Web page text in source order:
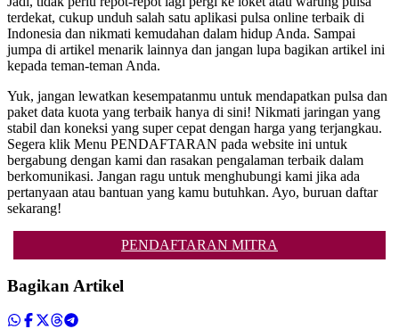
terdekat, cukup unduh salah satu aplikasi pulsa online terbaik di
Indonesia dan nikmati kemudahan dalam hidup Anda. Sampai
jumpa di artikel menarik lainnya dan jangan lupa bagikan artikel ini
kepada teman-teman Anda.
Yuk, jangan lewatkan kesempatanmu untuk mendapatkan pulsa dan
paket data kuota yang terbaik hanya di sini! Nikmati jaringan yang
stabil dan koneksi yang super cepat dengan harga yang terjangkau.
Segera klik Menu PENDAFTARAN pada website ini untuk
bergabung dengan kami dan rasakan pengalaman terbaik dalam
berkomunikasi. Jangan ragu untuk menghubungi kami jika ada
pertanyaan atau bantuan yang kamu butuhkan. Ayo, buruan daftar
sekarang!
PENDAFTARAN MITRA
Bagikan Artikel